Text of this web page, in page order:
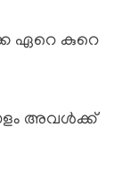
ഏറെ കുറെ
അവൾക്ക്